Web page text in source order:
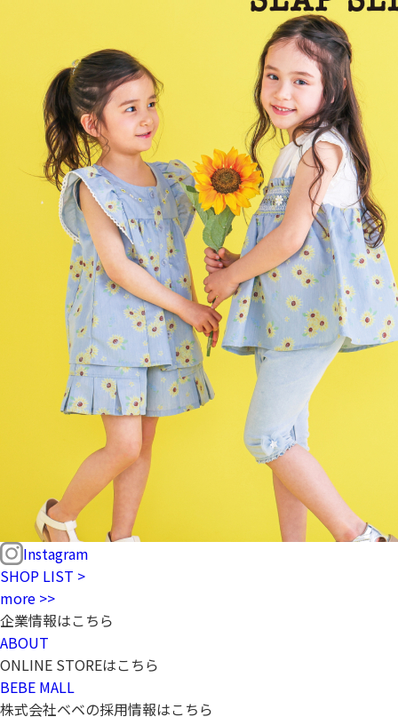
Instagram
SHOP LIST >
more >>
企業情報はこちら
ABOUT
ONLINE STOREはこちら
BEBE MALL
株式会社ベベの採用情報はこちら